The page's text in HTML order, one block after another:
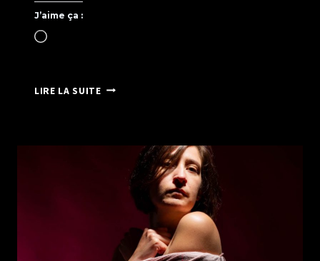
J’aime ça :
Chargement…
LIRE LA SUITECALENDRIER
LISIEUX